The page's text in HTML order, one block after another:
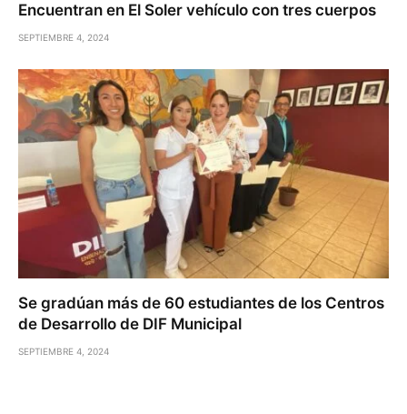
Encuentran en El Soler vehículo con tres cuerpos
SEPTIEMBRE 4, 2024
Se gradúan más de 60 estudiantes de los Centros
de Desarrollo de DIF Municipal
SEPTIEMBRE 4, 2024